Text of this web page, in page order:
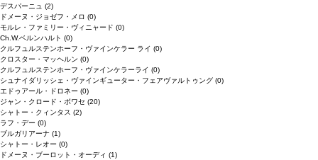
デスパーニュ (2)
ドメーヌ・ジョゼフ・メロ (0)
モルレ・ファミリー・ヴィニャード (0)
Ch.W.ベルンハルト (0)
クルフュルステンホーフ・ヴァインケラー ライ (0)
クロスター・マッヘルン (0)
クルフュルステンホーフ・ヴァインケラーライ (0)
シュナイダリッシェ・ヴァインギューター・フェアヴァルトゥング (0)
エドゥアール・ドロネー (0)
ジャン・クロード・ボワセ (20)
シャトー・クィンタス (2)
ラフ・デー (0)
ブルガリアーナ (1)
シャトー・レオー (0)
ドメーヌ・ブーロット・オーディ (1)